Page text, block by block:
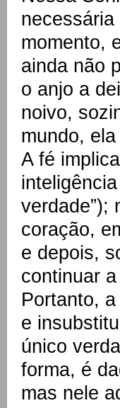
momento,
ainda não
o anjo a
noivo,
mundo,
A fé
verdade”);
coração,
e depois,
continuar
Portanto,
e
único
forma, é
mas nele